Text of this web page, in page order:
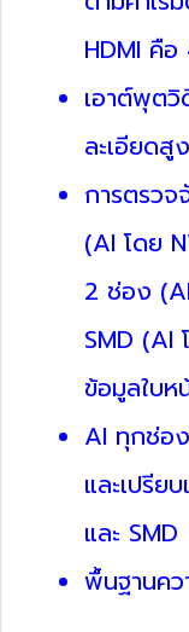
HDMI คื
เอาต์พุต
ละเอียด
การตรวจ
(AI โดย
2 ช่อง
SMD (AI
ข้อมูลใบ
AI ทุกช่อ
และเปรีย
และ SMD
พื้นฐานค